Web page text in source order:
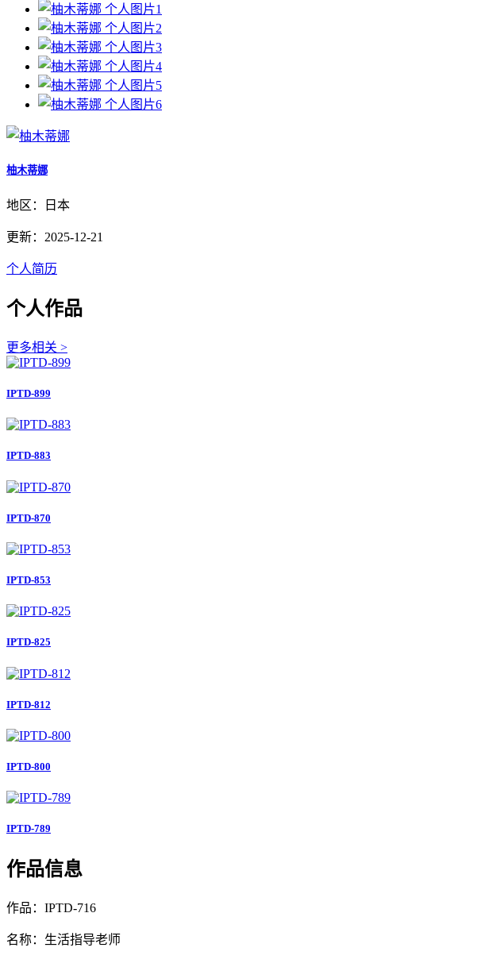
柚木蒂娜
地区：日本
更新：2025-12-21
个人简历
个人作品
更多相关 >
IPTD-899
IPTD-883
IPTD-870
IPTD-853
IPTD-825
IPTD-812
IPTD-800
IPTD-789
作品信息
作品：IPTD-716
名称：生活指导老师